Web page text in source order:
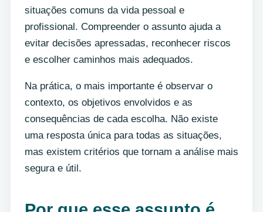
situações comuns da vida pessoal e
profissional. Compreender o assunto ajuda a
evitar decisões apressadas, reconhecer riscos
e escolher caminhos mais adequados.
Na prática, o mais importante é observar o
contexto, os objetivos envolvidos e as
consequências de cada escolha. Não existe
uma resposta única para todas as situações,
mas existem critérios que tornam a análise mais
segura e útil.